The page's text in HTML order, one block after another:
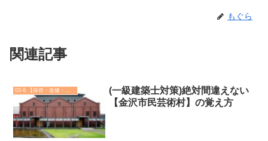
もぐら
関連記事
(一級建築士対策)絶対間違えない
【金沢市民芸術村】の覚え方